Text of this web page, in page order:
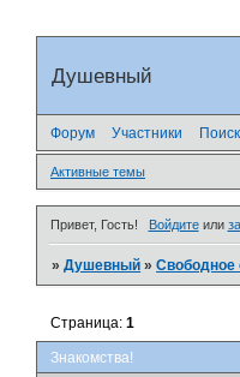
Душевный
Форум Участники Поиск
Активные темы
Привет, Гость! Войдитеили
»Душевный »Свободное
Знакомства!
Страница:1